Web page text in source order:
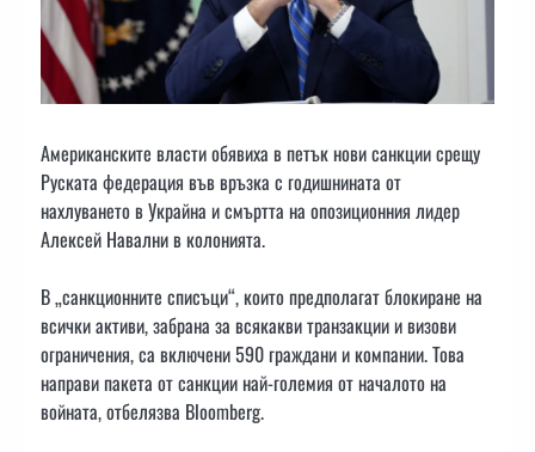
Американските власти обявиха в петък нови санкции срещу
Руската федерация във връзка с годишнината от
нахлуването в Украйна и смъртта на опозиционния лидер
Алексей Навални в колонията.
В „санкционните списъци“, които предполагат блокиране на
всички активи, забрана за всякакви транзакции и визови
ограничения, са включени 590 граждани и компании. Това
направи пакета от санкции най-големия от началото на
войната, отбелязва Bloomberg.